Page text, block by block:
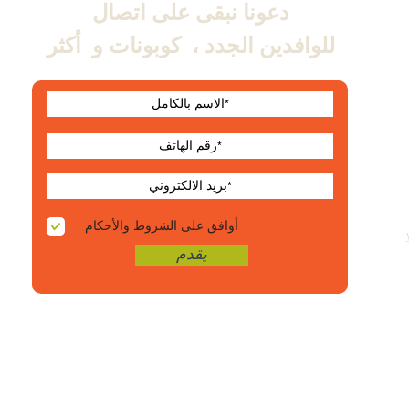
دعونا نبقى على اتصال
للوافدين الجدد ، كوبونات و أكثر
أوافق على الشروط والأحكام
يقدم